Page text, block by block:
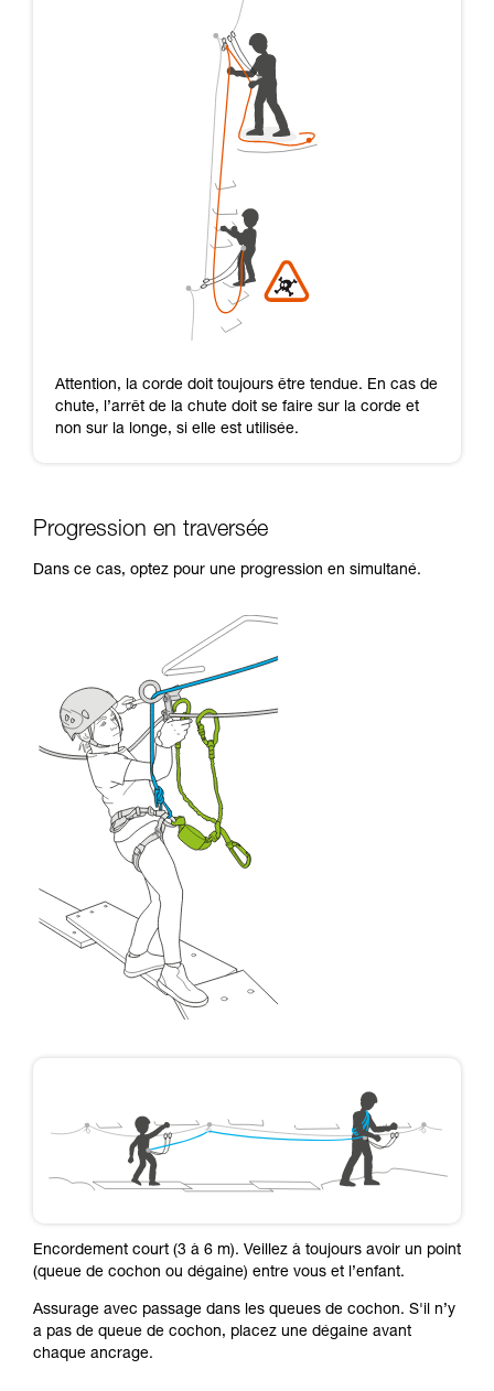
Attention, la corde doit toujours être tendue. En cas de
chute, l’arrêt de la chute doit se faire sur la corde et
non sur la longe, si elle est utilisée.
Progression en traversée
Dans ce cas, optez pour une progression en simultané.
Encordement court (3 à 6 m). Veillez à toujours avoir un point
(queue de cochon ou dégaine) entre vous et l’enfant.
Assurage avec passage dans les queues de cochon. S'il n’y
a pas de queue de cochon, placez une dégaine avant
chaque ancrage.